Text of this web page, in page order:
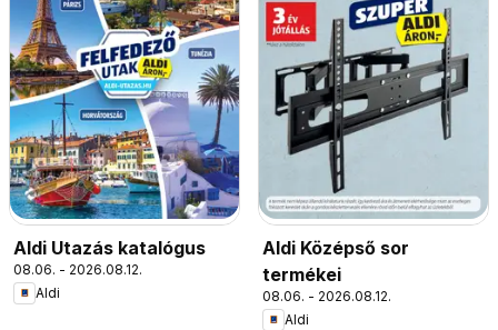
Aldi Utazás katalógus
08.06. - 2026.08.12.
Aldi
Aldi Középső sor
termékei
08.06. - 2026.08.12.
Aldi